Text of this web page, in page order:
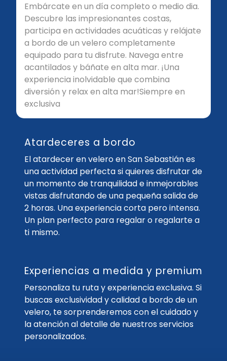
Embárcate en un día completo o medio dia.
Descubre las impresionantes costas,
participa en actividades acuáticas y relájate
a bordo de un velero completamente
equipado para tu disfrute. Navega entre
acantilados y báñate en alta mar. ¡Una
experiencia inolvidable que combina
diversión y relax en alta mar!Siempre en
exclusiva
Atardeceres a bordo
El atardecer en velero en San Sebastián es
una actividad perfecta si quieres disfrutar de
un momento de tranquilidad e inmejorables
vistas disfrutando de una pequeña salida de
2 horas. Una experiencia corta pero intensa.
Un plan perfecto para regalar o regalarte a
ti mismo.
Experiencias a medida y premium
Personaliza tu ruta y experiencia exclusiva. Si
buscas exclusividad y calidad a bordo de un
velero, te sorprenderemos con el cuidado y
la atención al detalle de nuestros servicios
personalizados.